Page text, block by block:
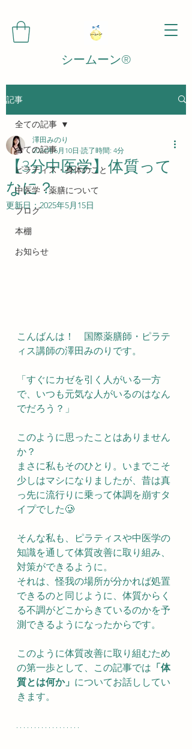
シームーン®️
記事
全ての記事
ピラティス・身体のこと
中医学・薬膳について
ブログ
本棚
お知らせ
全ての記事
【3分中医学】体質って
なに？
澤田みのり
2024年6月10日 読了時間: 4分
更新日：2025年5月15日
こんばんは！　国際薬膳師・ピラテ
ィス講師の澤田みのりです。
「すぐにカゼを引く人がいる一方
で、いつも元気な人がいるのはなん
でだろう？」
このように思ったことはありません
か？
まさに私もそのひとり。いまでこそ
少しはマシになりましたが、昔は真
っ先に流行りに乗って体調を崩すタ
イプでした🥲
そんな私も、ピラティスや中医学の
知識を通して体質改善に取り組み、
対策ができるように。
それは、怪我の場所が分かれば処置
できるのと同じように、体質からく
る不調がどこからきているのかを予
測できるようになったからです。
このように体質改善に取り組むため
の第一歩として、この記事では 「体
質とは何か」 についてお話ししてい
きます。